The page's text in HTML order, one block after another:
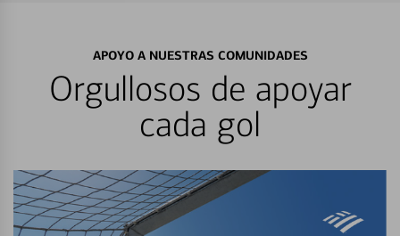
APOYO A NUESTRAS COMUNIDADES
Orgullosos de apoyar
cada gol